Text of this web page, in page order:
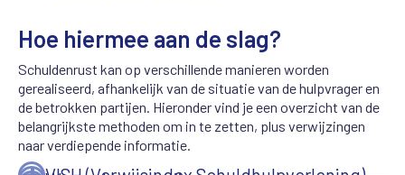
Hoe hiermee aan de slag?
Schuldenrust kan op verschillende manieren worden
gerealiseerd, afhankelijk van de situatie van de hulpvrager en
de betrokken partijen. Hieronder vind je een overzicht van de
belangrijkste methoden om in te zetten, plus verwijzingen
naar verdiepende informatie.